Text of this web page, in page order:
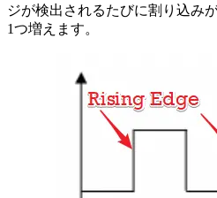
ジが検出されるたびに割り込み
1つ増えます。